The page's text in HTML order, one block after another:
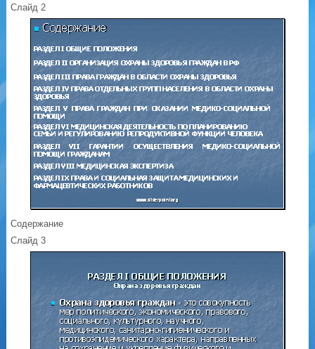
Слайд 2
Содержание
Слайд 3